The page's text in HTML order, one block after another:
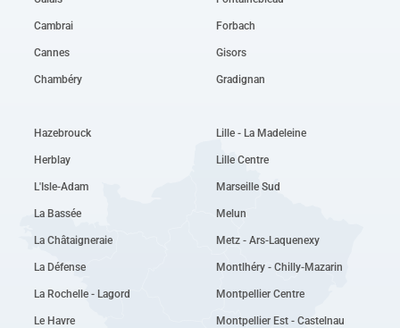
Cambrai
Cannes
Chambéry
Forbach
Gisors
Gradignan
Hazebrouck
Herblay
L'Isle-Adam
La Bassée
La Châtaigneraie
La Défense
La Rochelle - Lagord
Le Havre
Lille - La Madeleine
Lille Centre
Marseille Sud
Melun
Metz - Ars-Laquenexy
Montlhéry - Chilly-Mazarin
Montpellier Centre
Montpellier Est - Castelnau